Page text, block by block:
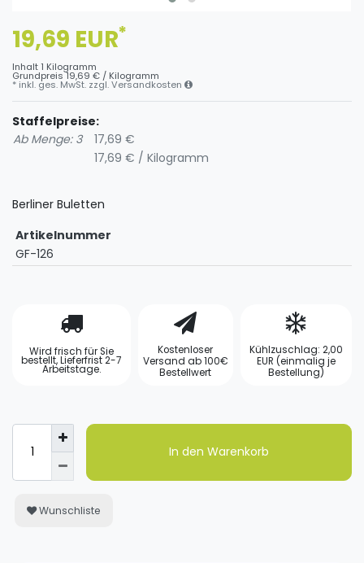
19,69 EUR*
Inhalt1 Kilogramm
Grundpreis19,69 € / Kilogramm
* inkl. ges. MwSt. zzgl.Versandkosten
Staffelpreise:
Ab Menge: 3
17,69 €
17,69 € / Kilogramm
Berliner Buletten
Artikelnummer
GF-126
Wird frisch für Sie
bestellt, Lieferfrist 2-7
Arbeitstage.
Kostenloser
Versand ab 100€
Bestellwert
Kühlzuschlag: 2,00
EUR (einmalig je
Bestellung)
In den Warenkorb
Wunschliste